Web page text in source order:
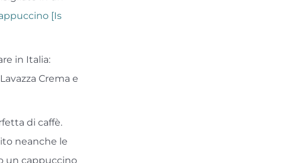
[Is
in Italia:
Crema e
di caffè.
neanche le
un cappuccino